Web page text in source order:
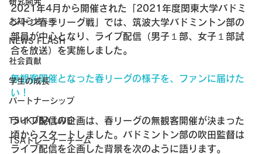
お知らせ
NEWS FLASH
社会貢献
学生の成長
パートナーシップ
TSUKUBA LIVE!
TSAトレーナーチーム
2021年4月から開催された「2021年度関東大学バドミ
ントン春季リーグ戦」では、筑波大学バドミントン部の
部員が中心となり、ライブ配信（男子１部、女子１部試
合を放送）を実施しました。
無観客開催となった春リーグの様子を、ファンに届けた
い！
ライブ配信の企画は、春リーグの無観客開催が決まった
頃からスタートしました。バドミントン部の吹田監督は
ライブ配信を企画した背景を次のように語ります。